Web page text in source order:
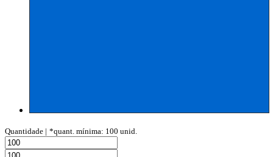
Quantidade | *quant. mínima: 100 unid.